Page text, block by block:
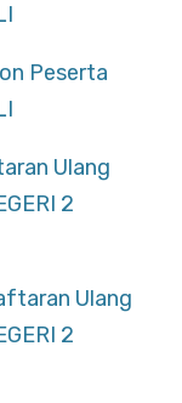
Peserta
Ulang
2
Ulang
2